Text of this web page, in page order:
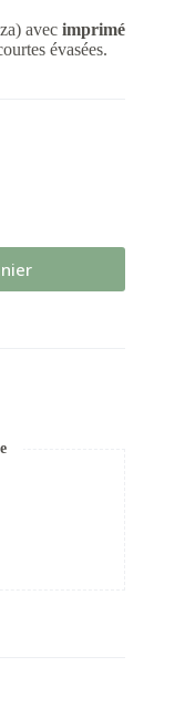
avec imprimé
évasées.